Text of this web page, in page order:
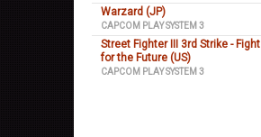
Warzard (JP)
CAPCOM PLAY SYSTEM 3
Street Fighter III 3rd Strike - Fight
for the Future (US)
CAPCOM PLAY SYSTEM 3